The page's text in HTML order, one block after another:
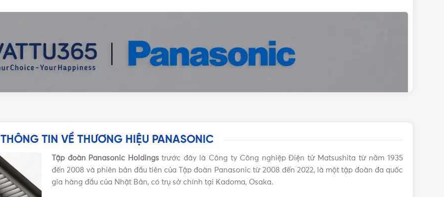
THÔNG TIN VỀ THƯƠNG HIỆU PANASONIC
Tập đoàn Panasonic Holdingstrước đây là Công ty Công nghiệp Điện tử Matsushita từ năm 1935
đến 2008 và phiên bản đầu tiên của Tập đoàn Panasonic từ 2008 đến 2022, là một tập đoàn đa quốc
gia hàng đầu của Nhật Bản, có trụ sở chính tại Kadoma, Osaka.